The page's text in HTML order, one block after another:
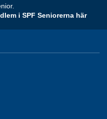
i SPF Seniorerna här